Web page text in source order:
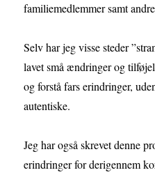
familiemedlemmer samt
Selv har jeg visse steder
lavet små ændringer og
og forstå fars erindringer,
autentiske.
Jeg har også skrevet denne
erindringer for derigennem